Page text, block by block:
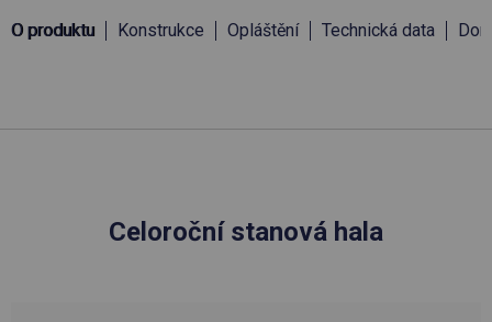
O produktu Konstrukce Opláštění Technická data
Celoroční stanová hala